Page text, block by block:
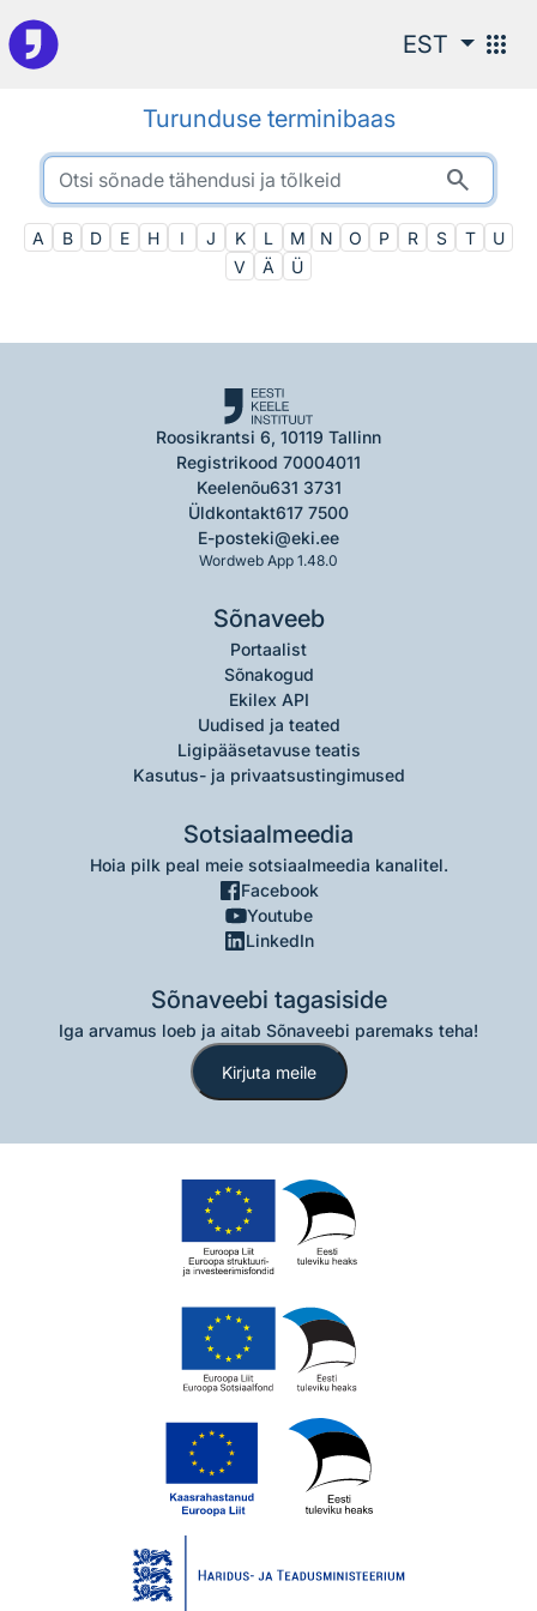
Otsingu juurde
EST apps
Turunduse terminibaas
search
A B D E H I J K L M N O P R S T
U
V
Ä Ü
Roosikrantsi 6, 10119 Tallinn
Registrikood 70004011
Keelenõu631 3731
Üldkontakt617 7500
E-posteki@eki.ee
Wordweb App 1.48.0
Sõnaveeb
Portaalist
Sõnakogud
Ekilex API
Uudised ja teated
Ligipääsetavuse teatis
Kasutus- ja privaatsustingimused
Sotsiaalmeedia
Hoia pilk peal meie sotsiaalmeedia kanalitel.
Facebook
Youtube
LinkedIn
Sõnaveebi tagasiside
Iga arvamus loeb ja aitab Sõnaveebi paremaks teha!
Kirjuta meile